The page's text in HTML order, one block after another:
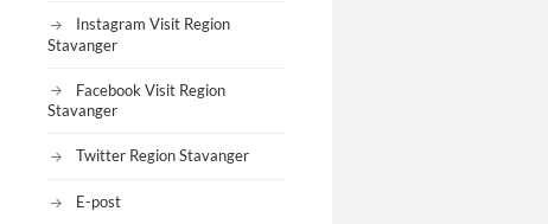
Instagram Visit Region
Stavanger
Facebook Visit Region
Stavanger
Twitter Region Stavanger
E-post